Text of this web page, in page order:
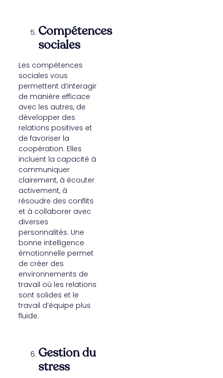
Compétences
sociales
Les compétences
sociales vous
permettent d’interagir
de manière efficace
avec les autres, de
développer des
relations positives et
de favoriser la
coopération. Elles
incluent la capacité à
communiquer
clairement, à écouter
activement, à
résoudre des conflits
et à collaborer avec
diverses
personnalités. Une
bonne intelligence
émotionnelle permet
de créer des
environnements de
travail où les relations
sont solides et le
travail d’équipe plus
fluide.
Gestion du
stress